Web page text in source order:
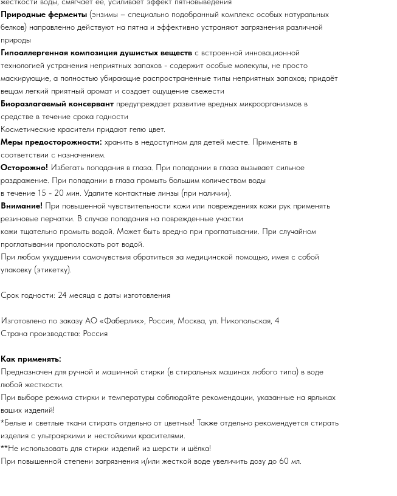
Природные ферменты (энзимы – специально подобранный комплекс особых натуральных
белков) направленно действуют на пятна и эффективно устраняют загрязнения различной
природы
Гипоаллергенная композиция душистых веществ с встроенной инновационной
технологией устранения неприятных запахов - содержит особые молекулы, не просто
маскирующие, а полностью убирающие распространенные типы неприятных запахов; придаёт
вещам легкий приятный аромат и создает ощущение свежести
Биоразлагаемый консервант предупреждает развитие вредных микроорганизмов в
средстве в течение срока годности
Косметические красители придают гелю цвет.
Меры предосторожности: хранить в недоступном для детей месте. Применять в
соответствии с назначением.
Осторожно! Избегать попадания в глаза. При попадании в глаза вызывает сильное
раздражение. При попадании в глаза промыть большим количеством воды
в течение 15 - 20 мин. Удалите контактные линзы (при наличии).
Внимание! При повышенной чувствительности кожи или повреждениях кожи рук применять
резиновые перчатки. В случае попадания на поврежденные участки
кожи тщательно промыть водой. Может быть вредно при проглатывании. При случайном
проглатывании прополоскать рот водой.
При любом ухудшении самочувствия обратиться за медицинской помощью, имея с собой
упаковку (этикетку).
Срок годности: 24 месяца с даты изготовления
Изготовлено по заказу АО «Фаберлик», Россия, Москва, ул. Никопольская, 4
Страна производства: Россия
Как применять:
Предназначен для ручной и машинной стирки (в стиральных машинах любого типа) в воде
любой жесткости.
При выборе режима стирки и температуры соблюдайте рекомендации, указанные на ярлыках
ваших изделий!
*Белые и светлые ткани стирать отдельно от цветных! Также отдельно рекомендуется стирать
изделия с ультраяркими и нестойкими красителями.
**Не использовать для стирки изделий из шерсти и шёлка!
При повышенной степени загрязнения и/или жесткой воде увеличить дозу до 60 мл.